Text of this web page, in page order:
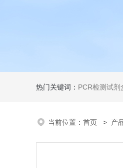
热门关键词： PCR检测试剂盒、PCR试剂盒， 核酸检测试剂
当前位置： 首页 > 产